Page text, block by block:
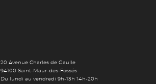
20 Avenue Charles de Gaulle
94100 Saint-Maur-des-Fossés
Du lundi au vendredi 9h-13h 14h-20h